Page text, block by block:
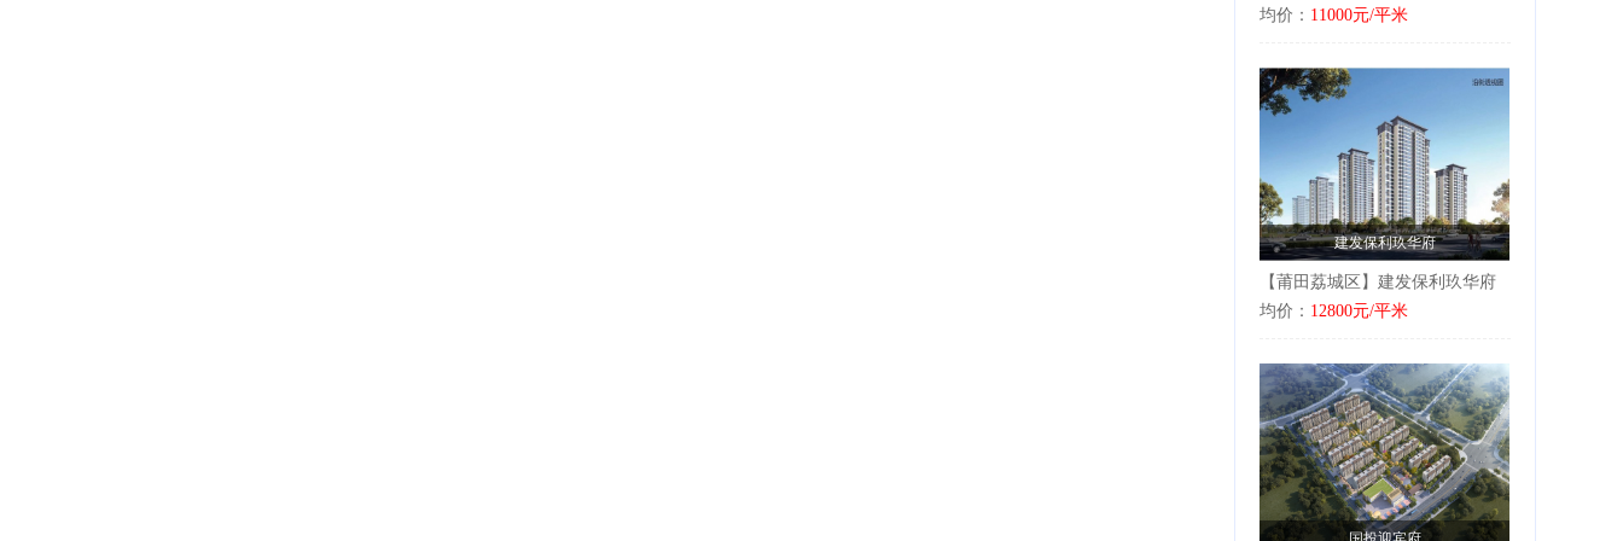
均价： 11000元/平米
建发保利玖华府
【莆田荔城区】建发保利玖华府
均价： 12800元/平米